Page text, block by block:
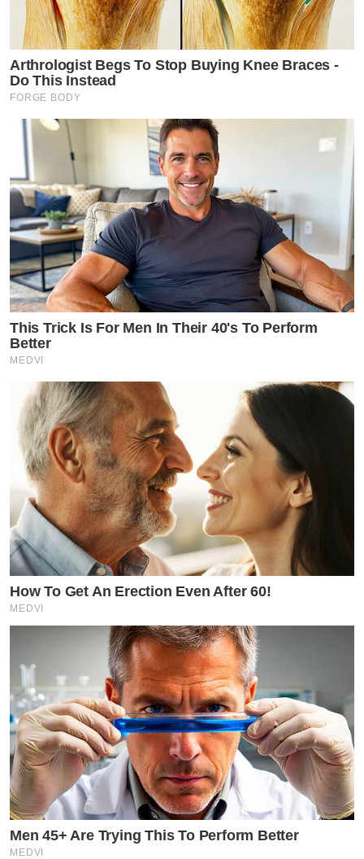
Arthrologist Begs To Stop Buying Knee Braces -
Do This Instead
FORGE BODY
This Trick Is For Men In Their 40's To Perform
Better
MEDVI
How To Get An Erection Even After 60!
MEDVI
Men 45+ Are Trying This To Perform Better
MEDVI